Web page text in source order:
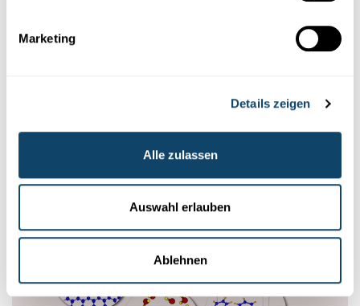
Marketing
Details zeigen
Alle zulassen
Auswahl erlauben
Ablehnen
Forscher an der Uni Luxemburg, wie die
Energieproduktionvon
Dünnschnitt-Solarzellen